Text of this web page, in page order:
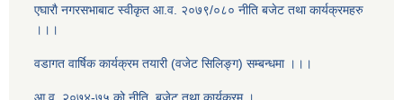
एघाराै नगरसभाबाट स्वीकृत आ‍.व. २०७९/०८० नीति बजेट तथा कार्यक्रमहरु
।।।
वडागत वार्षिक कार्यक्रम तयारी (वजेट सिलिङ्ग) सम्बन्धमा ।।।
आ.व. २०७४-७५ को नीति, बजेट तथा कार्यक्रम ।